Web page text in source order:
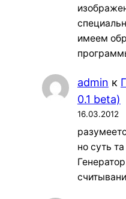
имеем
admin к
0.1 beta)
16.03.2012
но суть